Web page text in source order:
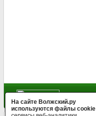
На сайте Волжский.ру
используются файлы cookie